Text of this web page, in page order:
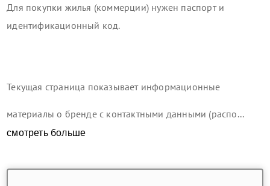
Для покупки жилья (коммерции) нужен паспорт и
идентификационный код.
Текущая страница показывает информационные
материалы о бренде с контактными данными (распо...
смотреть больше